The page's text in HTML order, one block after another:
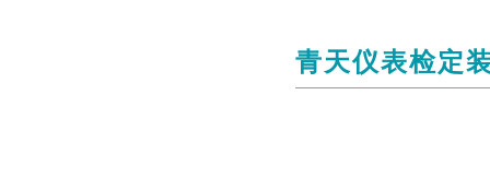
青天仪表检定